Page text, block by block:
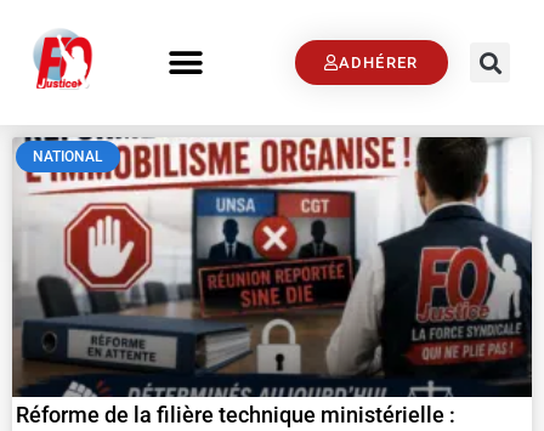
ADHÉRER
NATIONAL
Réforme de la filière technique ministérielle :